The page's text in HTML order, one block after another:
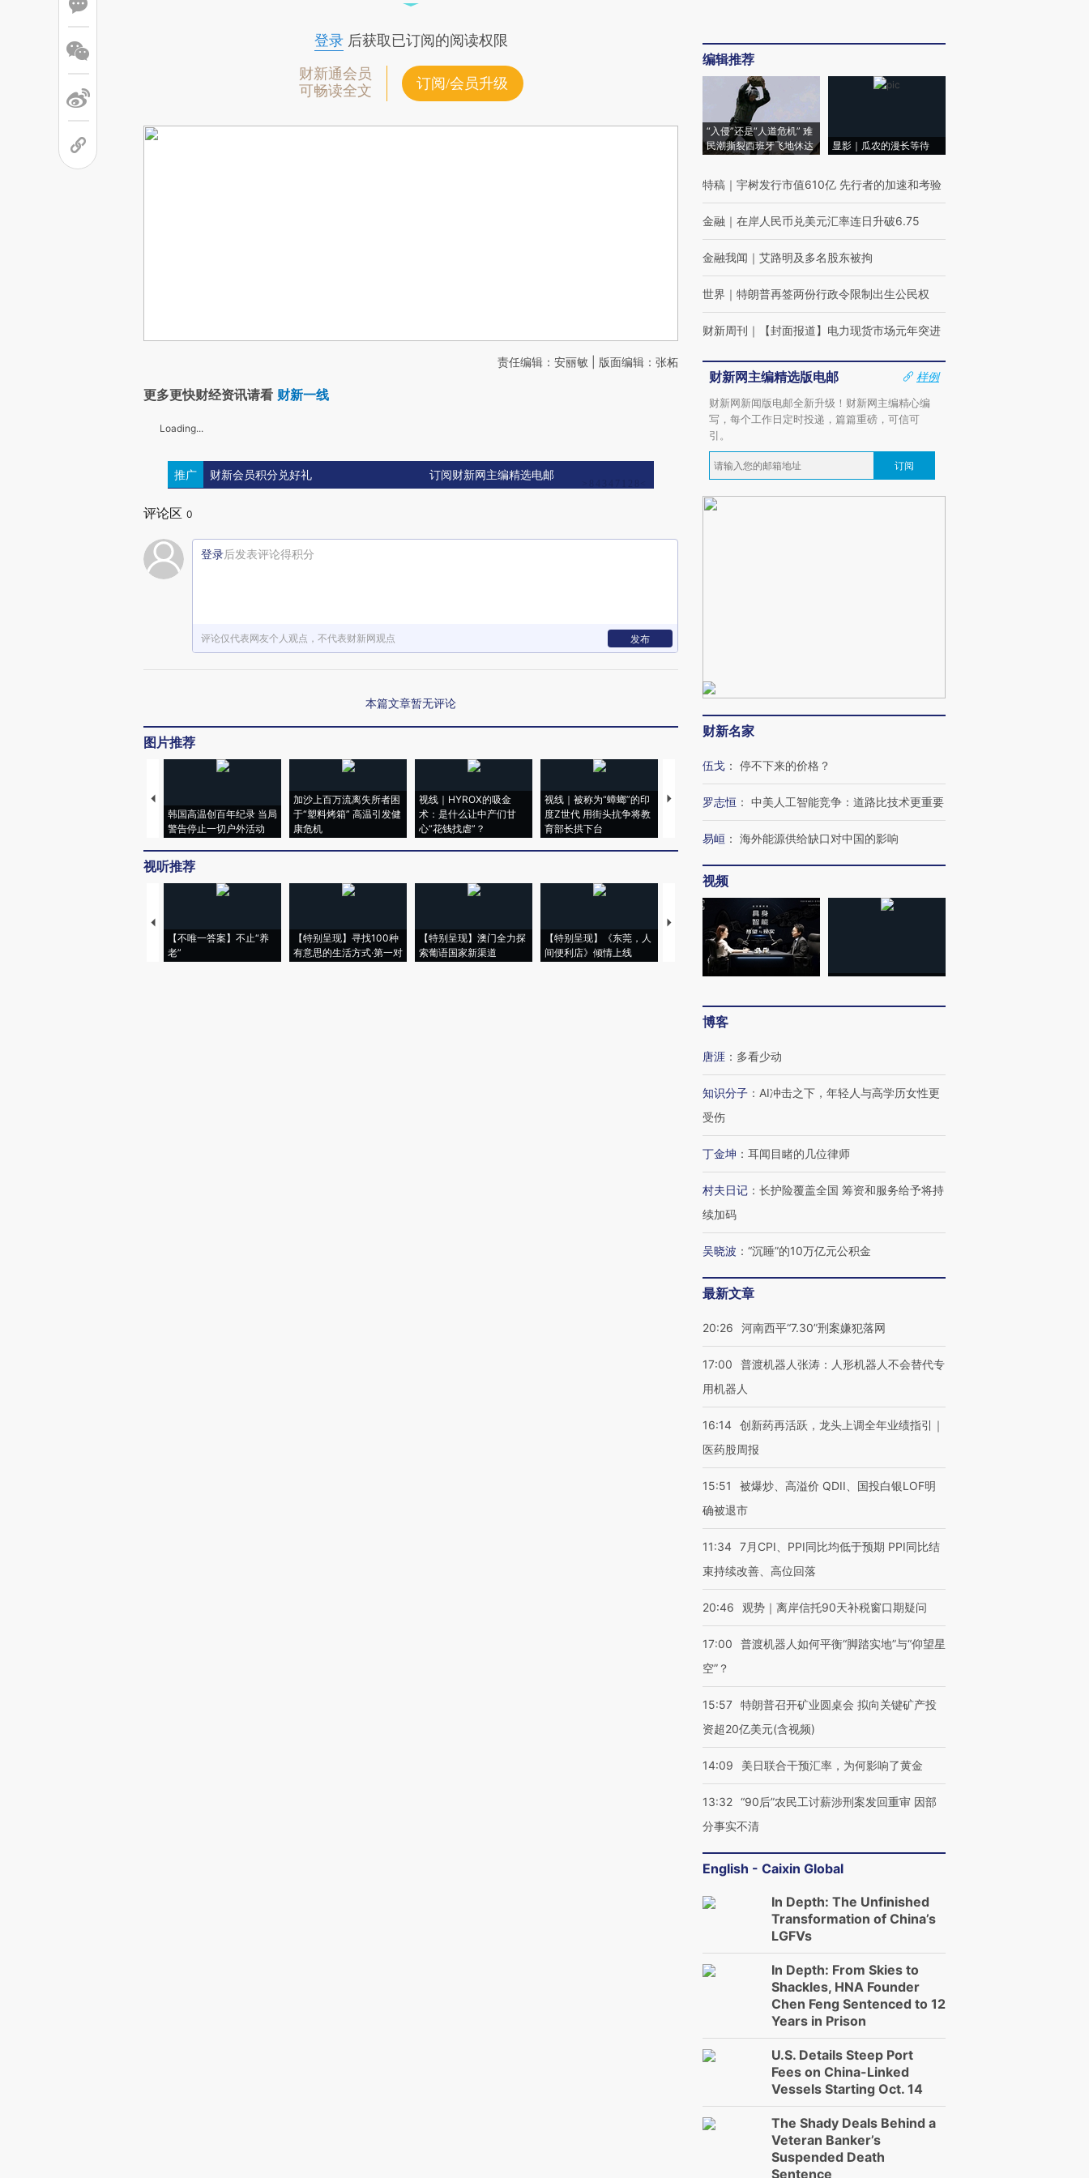
登录后获取已订阅的阅读权限
财新通会员
可畅读全文
订阅/会员升级
责任编辑：安丽敏 | 版面编辑：张柘
更多更快财经资讯请看 财新一线
Loading...
推广 财新会员积分兑好礼 订阅财新网主编精选电邮
评论区 0
登录后发表评论得积分
评论仅代表网友个人观点，不代表财新网观点 发布
本篇文章暂无评论
图片推荐
韩国高温创百年纪录 当局
警告停止一切户外活动
加沙上百万流离失所者困
于“塑料烤箱” 高温引发健
康危机
视线｜HYROX的吸金
术：是什么让中产们甘
心“花钱找虐”？
视线｜被称为“蟑螂”的印
度Z世代 用街头抗争将教
育部长拱下台
视线｜“入侵”还是“人道危
湖北宜昌局部短时降雨
哈尔滨遭遇短时极端强降
视听推荐
【不唯一答案】不止“养
老”
【特别呈现】寻找100种
有意思的生活方式·第一对
【特别呈现】澳门全力探
索葡语国家新渠道
【特别呈现】《东莞，人
间便利店》倾情上线
【推广】走进第四届链博
会，让数智科技“链”接产
【特别呈现】寻找100种
有意思的生活方式·第三对
编辑推荐
“入侵”还是“人道危机” 难
民潮撕裂西班牙飞地休达
显影｜瓜农的漫长等待
特稿 ｜ 宇树发行市值610亿 先行者的加速和考验
金融 ｜ 在岸人民币兑美元汇率连日升破6.75
金融我闻 ｜ 艾路明及多名股东被拘
世界 ｜ 特朗普再签两份行政令限制出生公民权
财新周刊 ｜ 【封面报道】电力现货市场元年突进
财新网主编精选版电邮
样例
财新网新闻版电邮全新升级！财新网主编精心编
写，每个工作日定时投递，篇篇重磅，可信可
引。
订阅
财新名家
伍戈 ： 停不下来的价格？
罗志恒 ： 中美人工智能竞争：道路比技术更重要
易峘 ： 海外能源供给缺口对中国的影响
视频
博客
唐涯 ： 多看少动
知识分子 ： AI冲击之下，年轻人与高学历女性更
受伤
丁金坤 ： 耳闻目睹的几位律师
村夫日记 ： 长护险覆盖全国 筹资和服务给予将持
续加码
吴晓波 ： “沉睡”的10万亿元公积金
最新文章
20:26 河南西平“7.30”刑案嫌犯落网
17:00
普渡机器人张涛：人形机器人不会替代专
用机器人
16:14 创新药再活跃，龙头上调全年业绩指引｜
医药股周报
15:51
被爆炒、高溢价 QDII、国投白银LOF明
确被退市
11:34 7月CPI、PPI同比均低于预期 PPI同比结
束持续改善、高位回落
20:46 观势｜离岸信托90天补税窗口期疑问
17:00
普渡机器人如何平衡“脚踏实地”与“仰望星
空”？
15:57 特朗普召开矿业圆桌会 拟向关键矿产投
资超20亿美元(含视频)
14:09 美日联合干预汇率，为何影响了黄金
13:32 “90后”农民工讨薪涉刑案发回重审 因部
分事实不清
English - Caixin Global
In Depth: The Unfinished
Transformation of China’s
LGFVs
In Depth: From Skies to
Shackles, HNA Founder
Chen Feng Sentenced to 12
Years in Prison
U.S. Details Steep Port
Fees on China-Linked
Vessels Starting Oct. 14
The Shady Deals Behind a
Veteran Banker’s
Suspended Death
Sentence